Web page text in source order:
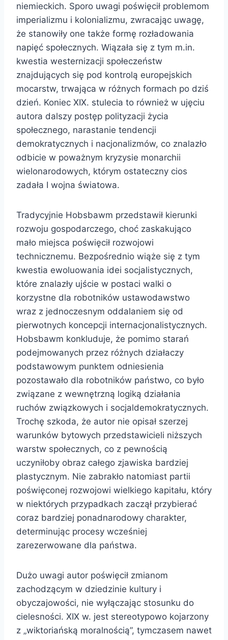
niemieckich. Sporo uwagi poświęcił problemom
imperializmu i kolonializmu, zwracając uwagę,
że stanowiły one także formę rozładowania
napięć społecznych. Wiązała się z tym m.in.
kwestia westernizacji społeczeństw
znajdujących się pod kontrolą europejskich
mocarstw, trwająca w różnych formach po dziś
dzień. Koniec XIX. stulecia to również w ujęciu
autora dalszy postęp polityzacji życia
społecznego, narastanie tendencji
demokratycznych i nacjonalizmów, co znalazło
odbicie w poważnym kryzysie monarchii
wielonarodowych, którym ostateczny cios
zadała I wojna światowa.
Tradycyjnie Hobsbawm przedstawił kierunki
rozwoju gospodarczego, choć zaskakująco
mało miejsca poświęcił rozwojowi
technicznemu. Bezpośrednio wiąże się z tym
kwestia ewoluowania idei socjalistycznych,
które znalazły ujście w postaci walki o
korzystne dla robotników ustawodawstwo
wraz z jednoczesnym oddalaniem się od
pierwotnych koncepcji internacjonalistycznych.
Hobsbawm konkluduje, że pomimo starań
podejmowanych przez różnych działaczy
podstawowym punktem odniesienia
pozostawało dla robotników państwo, co było
związane z wewnętrzną logiką działania
ruchów związkowych i socjaldemokratycznych.
Trochę szkoda, że autor nie opisał szerzej
warunków bytowych przedstawicieli niższych
warstw społecznych, co z pewnością
uczyniłoby obraz całego zjawiska bardziej
plastycznym. Nie zabrakło natomiast partii
poświęconej rozwojowi wielkiego kapitału, który
w niektórych przypadkach zaczął przybierać
coraz bardziej ponadnarodowy charakter,
determinując procesy wcześniej
zarezerwowane dla państwa.
Dużo uwagi autor poświęcił zmianom
zachodzącym w dziedzinie kultury i
obyczajowości, nie wyłączając stosunku do
cielesności. XIX w. jest stereotypowo kojarzony
z „wiktoriańską moralnością”, tymczasem nawet